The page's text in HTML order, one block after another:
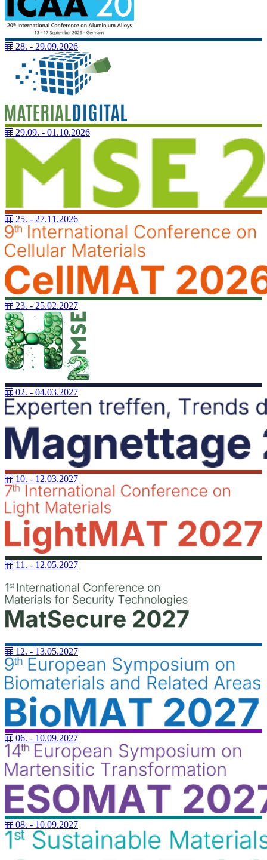
28. - 29.09.2026
29.09. - 01.10.2026
25. - 27.11.2026
23. - 25.02.2027
02. - 04.03.2027
10. - 12.03.2027
11. - 12.05.2027
12. - 13.05.2027
06. - 10.09.2027
08. - 10.09.2027